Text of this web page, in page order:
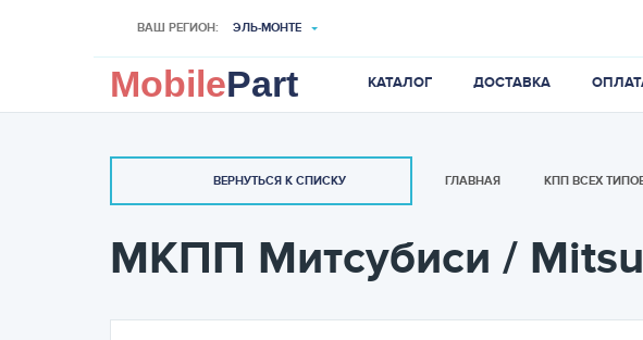
ВАШ РЕГИОН: ЭЛЬ-МОНТЕ
MobilePart КАТАЛОГ ДОСТАВКА
ВЕРНУТЬСЯ К СПИСКУ ГЛАВНАЯ КПП ВСЕХ
МКПП Митсубиси /